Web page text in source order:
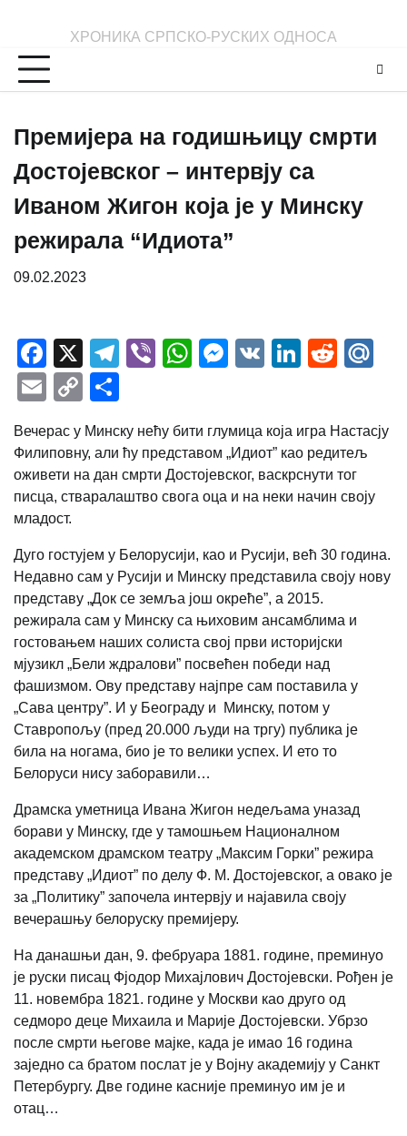
content
ХРОНИКА СРПСКО-РУСКИХ ОДНОСА
Премијера на годишњицу смрти
Достојевског – интервју са
Иваном Жигон која је у Минску
режирала “Идиота”
09.02.2023
Facebook
X Telegram
ViberWhatsApp
Messenger
VK
EmailCopy
Вечерас у Минску нећу бити глумица која игра Настасју
Филиповну, али ћу представом „Идиот” као редитељ
оживети на дан смрти Достојевског, васкрснути тог
писца, стваралаштво свога оца и на неки начин своју
младост.
Дуго гостујем у Белорусији, као и Русији, већ 30 година.
Недавно сам у Русији и Минску представила своју нову
представу „Док се земља још окреће”, а 2015.
режирала сам у Минску са њиховим ансамблима и
гостовањем наших солиста свој први историјски
мјузикл „Бели ждралови” посвећен победи над
фашизмом. Ову представу најпре сам поставила у
„Сава центру”. И у Београду и Минску, потом у
Ставропољу (пред 20.000 људи на тргу) публика је
била на ногама, био је то велики успех. И ето то
Белоруси нису заборавили…
Драмска уметница Ивана Жигон недељама уназад
борави у Минску, где у тамошњем Националном
академском драмском театру „Максим Горки” режира
представу „Идиот” по делу Ф. М. Достојевског, а овако је
за „Политику” започела интервју и најавила своју
вечерашњу белоруску премијеру.
На данашњи дан, 9. фебруара 1881. године, преминуо
је руски писац Фјодор Михајлович Достојевски. Рођен је
11. новембра 1821. године у Москви као друго од
седморо деце Михаила и Марије Достојевски. Убрзо
после смрти његове мајке, када је имао 16 година
заједно са братом послат је у Војну академију у Санкт
Петербургу. Две године касније преминуо им је и
отац…